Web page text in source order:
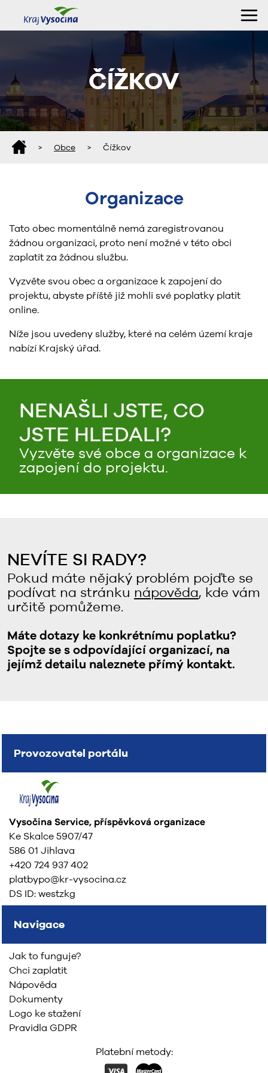
ČÍŽKOV
> Obce > Čížkov
Organizace
Tato obec momentálně nemá zaregistrovanou
žádnou organizaci, proto není možné v této obci
zaplatit za žádnou službu.
Vyzvěte svou obec a organizace k zapojení do
projektu, abyste příště již mohli své poplatky platit
online.
Níže jsou uvedeny služby, které na celém území kraje
nabízí Krajský úřad.
NENAŠLI JSTE, CO
JSTE HLEDALI?
Vyzvěte své obce a organizace k
zapojení do projektu.
NEVÍTE SI RADY?
Pokud máte nějaký problém pojďte se
podívat na stránku nápověda, kde vám
určitě pomůžeme.
Máte dotazy ke konkrétnímu poplatku?
Spojte se s odpovídající organizací, na
jejímž detailu naleznete přímý kontakt.
Provozovatel portálu
Vysočina Service, příspěvková organizace
Ke Skalce 5907/47
586 01 Jihlava
+420 724 937 402
platbypo@kr-vysocina.cz
DS ID: westzkg
Navigace
Jak to funguje?
Chci zaplatit
Nápověda
Dokumenty
Logo ke stažení
Pravidla GDPR
Platební metody: